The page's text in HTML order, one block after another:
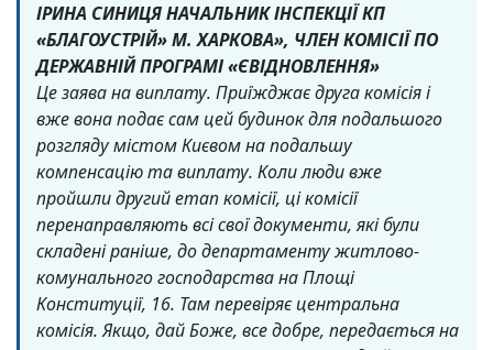
ІРИНА СИНИЦЯ НАЧАЛЬНИК ІНСПЕКЦІЇ КП
«БЛАГОУСТРІЙ» М. ХАРКОВА», ЧЛЕН КОМІСІЇ ПО
ДЕРЖАВНІЙ ПРОГРАМІ «ЄВІДНОВЛЕННЯ»
Це заява на виплату. Приїжджає друга комісія і
вже вона подає сам цей будинок для подальшого
розгляду містом Києвом на подальшу
компенсацію та виплату. Коли люди вже
пройшли другий етап комісії, ці комісії
перенаправляють всі свої документи, які були
складені раніше, до департаменту житлово-
комунального господарства на Площі
Конституції, 16. Там перевіряє центральна
комісія. Якщо, дай Боже, все добре, передається на